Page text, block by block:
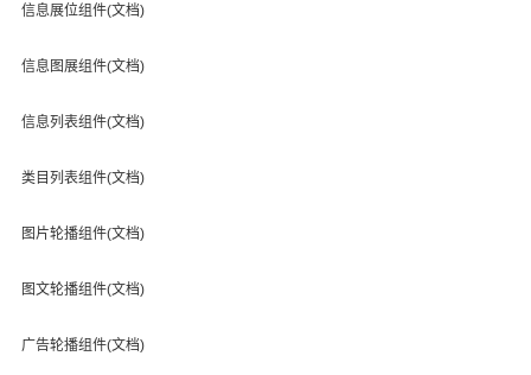
信息展位组件(文档)
信息图展组件(文档)
信息列表组件(文档)
类目列表组件(文档)
图片轮播组件(文档)
图文轮播组件(文档)
广告轮播组件(文档)